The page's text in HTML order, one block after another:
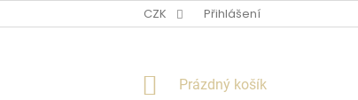
CZK Přihlášení
NÁKUPNÍ
Prázdný košík